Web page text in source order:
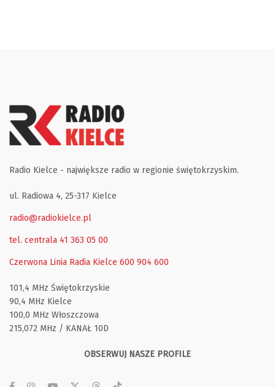
Radio Kielce - największe radio w regionie świętokrzyskim.
ul. Radiowa 4, 25-317 Kielce
radio@radiokielce.pl
tel. centrala 41 363 05 00
Czerwona Linia Radia Kielce 600 904 600
101,4 MHz Świętokrzyskie
90,4 MHz Kielce
100,0 MHz Włoszczowa
215,072 MHz / KANAŁ 10D
OBSERWUJ NASZE PROFILE